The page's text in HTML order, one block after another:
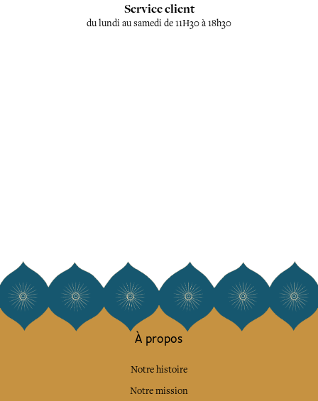
Service client
du lundi au samedi de 11H30 à 18h30
À propos
Notre histoire
Notre mission